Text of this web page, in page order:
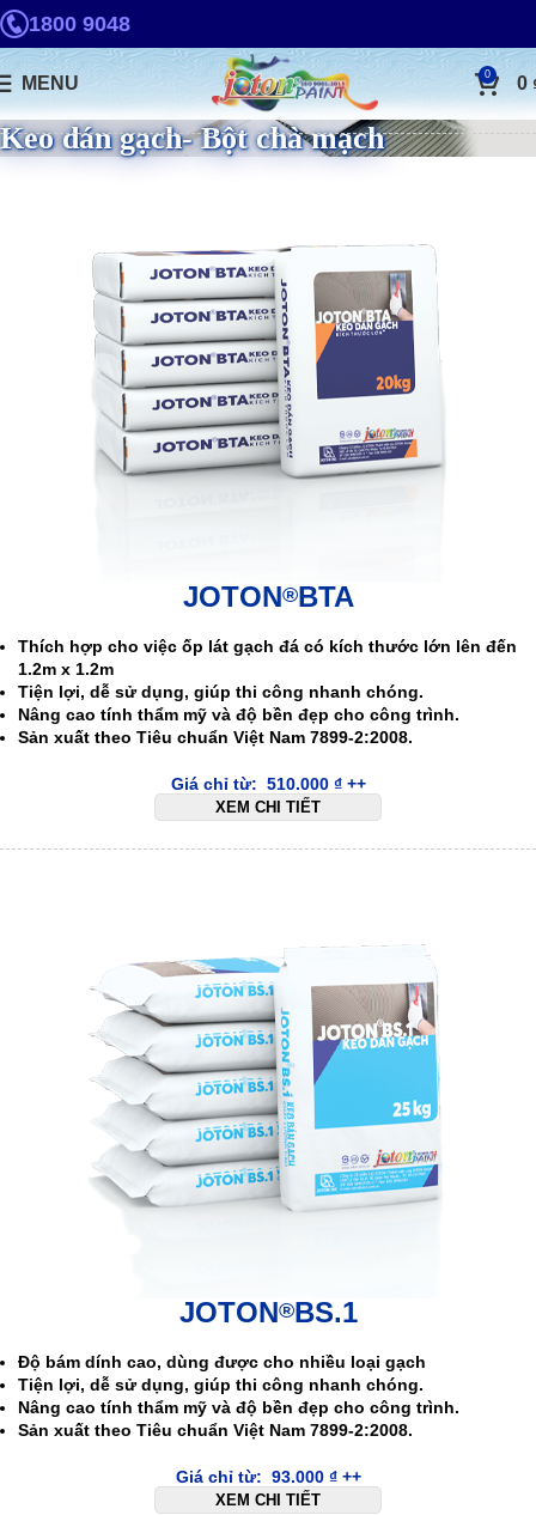
1800 9048
MENU 0 0
Keo dán gạch- Bột chà mạch
JOTON®BTA
Thích hợp cho việc ốp lát gạch đá có kích thước lớn lên đến
1.2m x 1.2m
Tiện lợi, dễ sử dụng, giúp thi công nhanh chóng.
Nâng cao tính thẩm mỹ và độ bền đẹp cho công trình.
Sản xuất theo Tiêu chuẩn Việt Nam 7899-2:2008.
Giá chỉ từ: 510.000 ₫++
XEM CHI TIẾT
JOTON®BS.1
Độ bám dính cao, dùng được cho nhiều loại gạch
Tiện lợi, dễ sử dụng, giúp thi công nhanh chóng.
Nâng cao tính thẩm mỹ và độ bền đẹp cho công trình.
Sản xuất theo Tiêu chuẩn Việt Nam 7899-2:2008.
Giá chỉ từ: 93.000 ₫++
XEM CHI TIẾT